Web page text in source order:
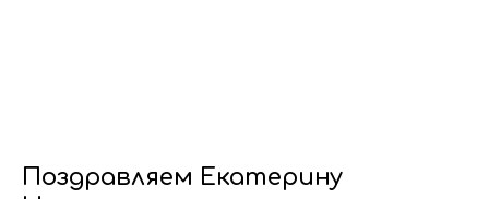
Поздравляем Екатерину